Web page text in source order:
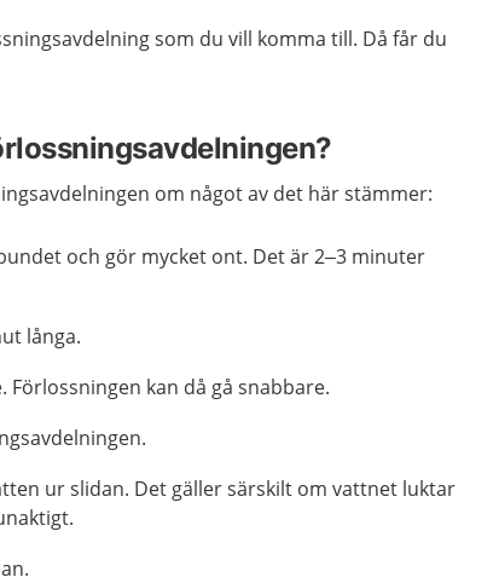
som du vill komma till. Då får du
om något av det här stämmer:
och gör mycket ont. Det är 2–3 minuter
långa.
kan då gå snabbare.
ur slidan. Det gäller särskilt om vattnet luktar